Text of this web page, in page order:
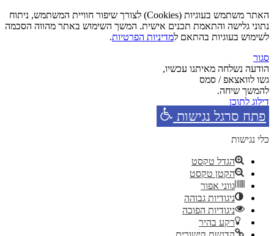
האתר משתמש בעוגיות (Cookies) לצורך שיפור חוויית המשתמש, ניתוח
נתוני גלישה והתאמת תכנים אישית. המשך השימוש באתר מהווה הסכמה
לשימוש בעוגיות בהתאם למדיניות הפרטיות.
סגור
הודעה נשלחה מאיתנו עכשיו,
גשו לוואצאפ / סמס
להמשך שיחה.
דילוג לתוכן
פתח סרגל נגישות
כלי נגישות
הגדל טקסט
הקטן טקסט
גווני אפור
ניגודיות גבוהה
ניגודיות הפוכה
רקע בהיר